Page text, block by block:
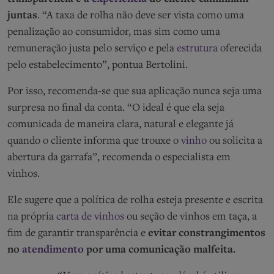
juntas. “A taxa de rolha não deve ser vista como uma
penalização ao consumidor, mas sim como uma
remuneração justa pelo serviço e pela estrutura oferecida
pelo estabelecimento”, pontua Bertolini.
Por isso, recomenda-se que sua aplicação nunca seja uma
surpresa no final da conta. “O ideal é que ela seja
comunicada de maneira clara, natural e elegante já
quando o cliente informa que trouxe o vinho ou solicita a
abertura da garrafa”, recomenda o especialista em
vinhos.
Ele sugere que a política de rolha esteja presente e escrita
na própria carta de vinhos ou seção de vinhos em taça, a
fim de garantir transparência e evitar constrangimentos
no atendimento por uma comunicação malfeita.